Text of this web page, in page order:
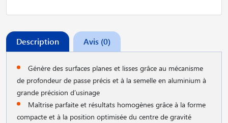
Description Avis (0)
Génère des surfaces planes et lisses grâce au mécanisme
de profondeur de passe précis et à la semelle en aluminium à
grande précision d’usinage
Maîtrise parfaite et résultats homogènes grâce à la forme
compacte et à la position optimisée du centre de gravité